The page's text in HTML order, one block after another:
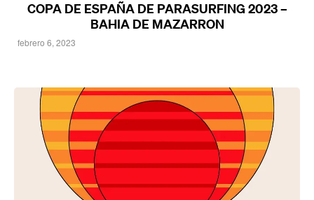
COPA DE ESPAÑA DE PARASURFING 2023 –
BAHIA DE MAZARRON
febrero 6, 2023